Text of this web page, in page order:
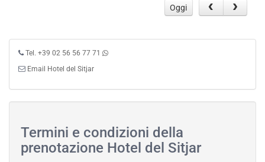
Oggi
Tel. +39 02 56 56 77 71
Email Hotel del Sitjar
Termini e condizioni della
prenotazione Hotel del Sitjar